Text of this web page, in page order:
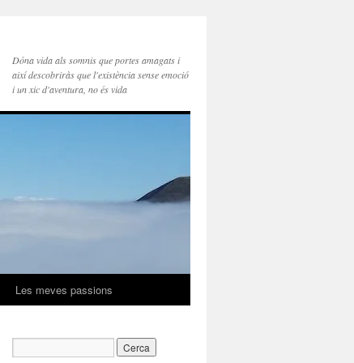
Dóna vida als somnis que portes amagats i
així descobriràs que l'existència sense emoció
i un xic d'aventura, no és vida
Les meves passions